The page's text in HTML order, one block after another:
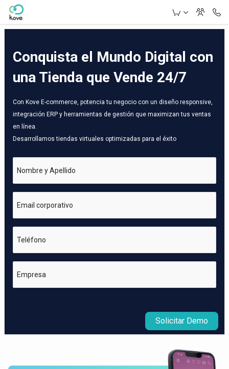
Skip to Main Content
Conquista el Mundo Digital con
una Tienda que Vende 24/7
Con Kove E-commerce, potencia tu negocio con un diseño responsive,
integración ERP y herramientas de gestión que maximizan tus ventas
en línea.
Desarrollamos tiendas virtuales optimizadas para el éxito
Nombre y Apellido
Email corporativo
Teléfono
Empresa
Solicitar Demo